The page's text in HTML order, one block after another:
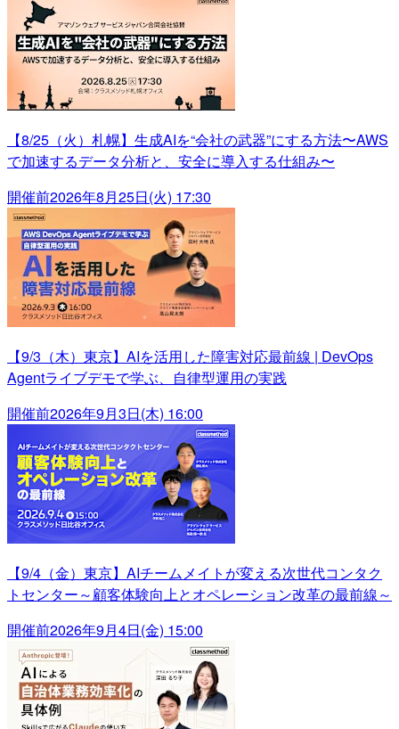
【8/25（火）札幌】生成AIを“会社の武器”にする方法〜AWS
で加速するデータ分析と、安全に導入する仕組み〜
開催前2026年8月25日(火) 17:30
【9/3（木）東京】AIを活用した障害対応最前線 | DevOps
Agentライブデモで学ぶ、自律型運用の実践
開催前2026年9月3日(木) 16:00
【9/4（金）東京】AIチームメイトが変える次世代コンタク
トセンター～顧客体験向上とオペレーション改革の最前線～
開催前2026年9月4日(金) 15:00